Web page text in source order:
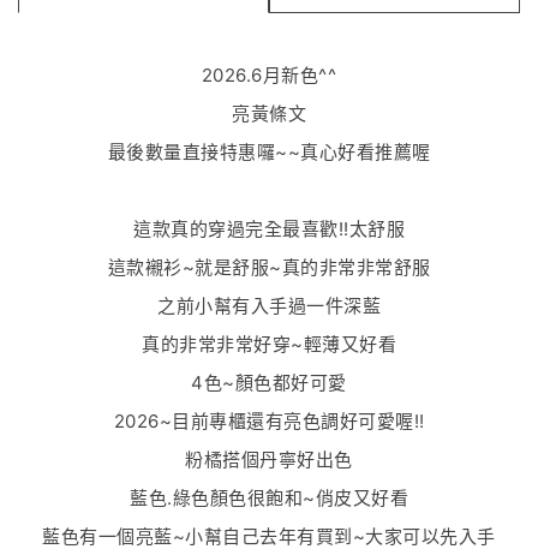
2026.6月新色^^
亮黃條文
最後數量直接特惠囉~~真心好看推薦喔
這款真的穿過完全最喜歡!!太舒服
這款襯衫~就是舒服~真的非常非常舒服
之前小幫有入手過一件深藍
真的非常非常好穿~輕薄又好看
4色~顏色都好可愛
2026~目前專櫃還有亮色調好可愛喔!!
粉橘搭個丹寧好出色
藍色.綠色顏色很飽和~俏皮又好看
藍色有一個亮藍~小幫自己去年有買到~大家可以先入手